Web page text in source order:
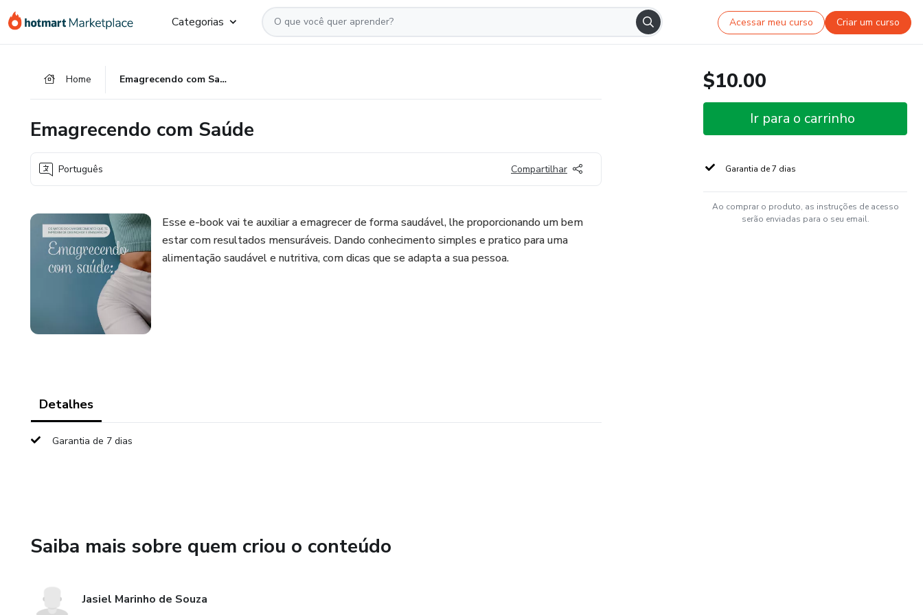
para
para
para
Categorias Acessar meu curso Criar um curso
Home Emagrecendo com Saúde
Emagrecendo com Saúde
Português Compartilhar
Esse e-book vai te auxiliar a emagrecer de forma saudável, lhe proporcionando um bem
estar com resultados mensuráveis. Dando conhecimento simples e pratico para uma
alimentação saudável e nutritiva, com dicas que se adapta a sua pessoa.
Detalhes
Garantia de 7 dias
Saiba mais sobre quem criou o conteúdo
Jasiel Marinho de Souza
$10.00
Ir para o carrinho
Garantia de 7 dias
Ao comprar o produto, as instruções de acesso
serão enviadas para o seu email.